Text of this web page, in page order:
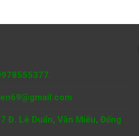
Đ. Lê Duẩn, Văn Miếu, Đống